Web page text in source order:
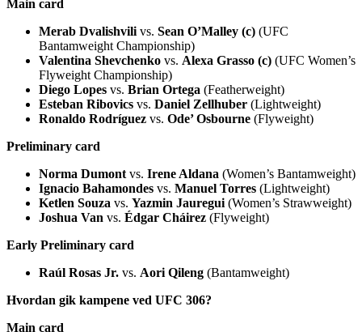
Main card
Merab Dvalishvili vs. Sean O’Malley (c) (UFC
Bantamweight Championship)
Valentina Shevchenko vs. Alexa Grasso (c) (UFC Women’s
Flyweight Championship)
Diego Lopes vs. Brian Ortega (Featherweight)
Esteban Ribovics vs. Daniel Zellhuber (Lightweight)
Ronaldo Rodríguez vs. Ode’ Osbourne (Flyweight)
Preliminary card
Norma Dumont vs. Irene Aldana (Women’s Bantamweight)
Ignacio Bahamondes vs. Manuel Torres (Lightweight)
Ketlen Souza vs. Yazmin Jauregui (Women’s Strawweight)
Joshua Van vs. Édgar Cháirez (Flyweight)
Early Preliminary card
Raúl Rosas Jr. vs. Aori Qileng (Bantamweight)
Hvordan gik kampene ved UFC 306?
Main card